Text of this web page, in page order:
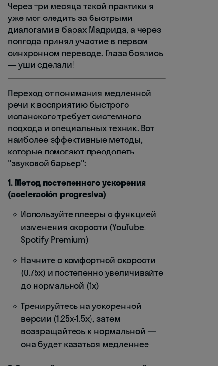
Через три месяца такой практики я
уже мог следить за быстрыми
диалогами в барах Мадрида, а через
полгода принял участие в первом
синхронном переводе. Глаза боялись
— уши сделали!
Переход от понимания медленной
речи к восприятию быстрого
испанского требует системного
подхода и специальных техник. Вот
наиболее эффективные методы,
которые помогают преодолеть
"звуковой барьер":
1. Метод постепенного ускорения
(aceleración progresiva)
Используйте плееры с функцией
изменения скорости (YouTube,
Spotify Premium)
Начните с комфортной скорости
(0.75x) и постепенно увеличивайте
до нормальной (1x)
Тренируйтесь на ускоренной
версии (1.25x-1.5x), затем
возвращайтесь к нормальной —
она будет казаться медленнее